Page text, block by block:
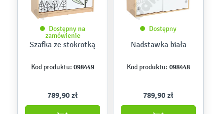
Dostępny na
zamówienie
Szafka ze stokrotką
Kod produktu: 098449
789,90 zł
Dostępny
Nadstawka biała
Kod produktu: 098448
789,90 zł